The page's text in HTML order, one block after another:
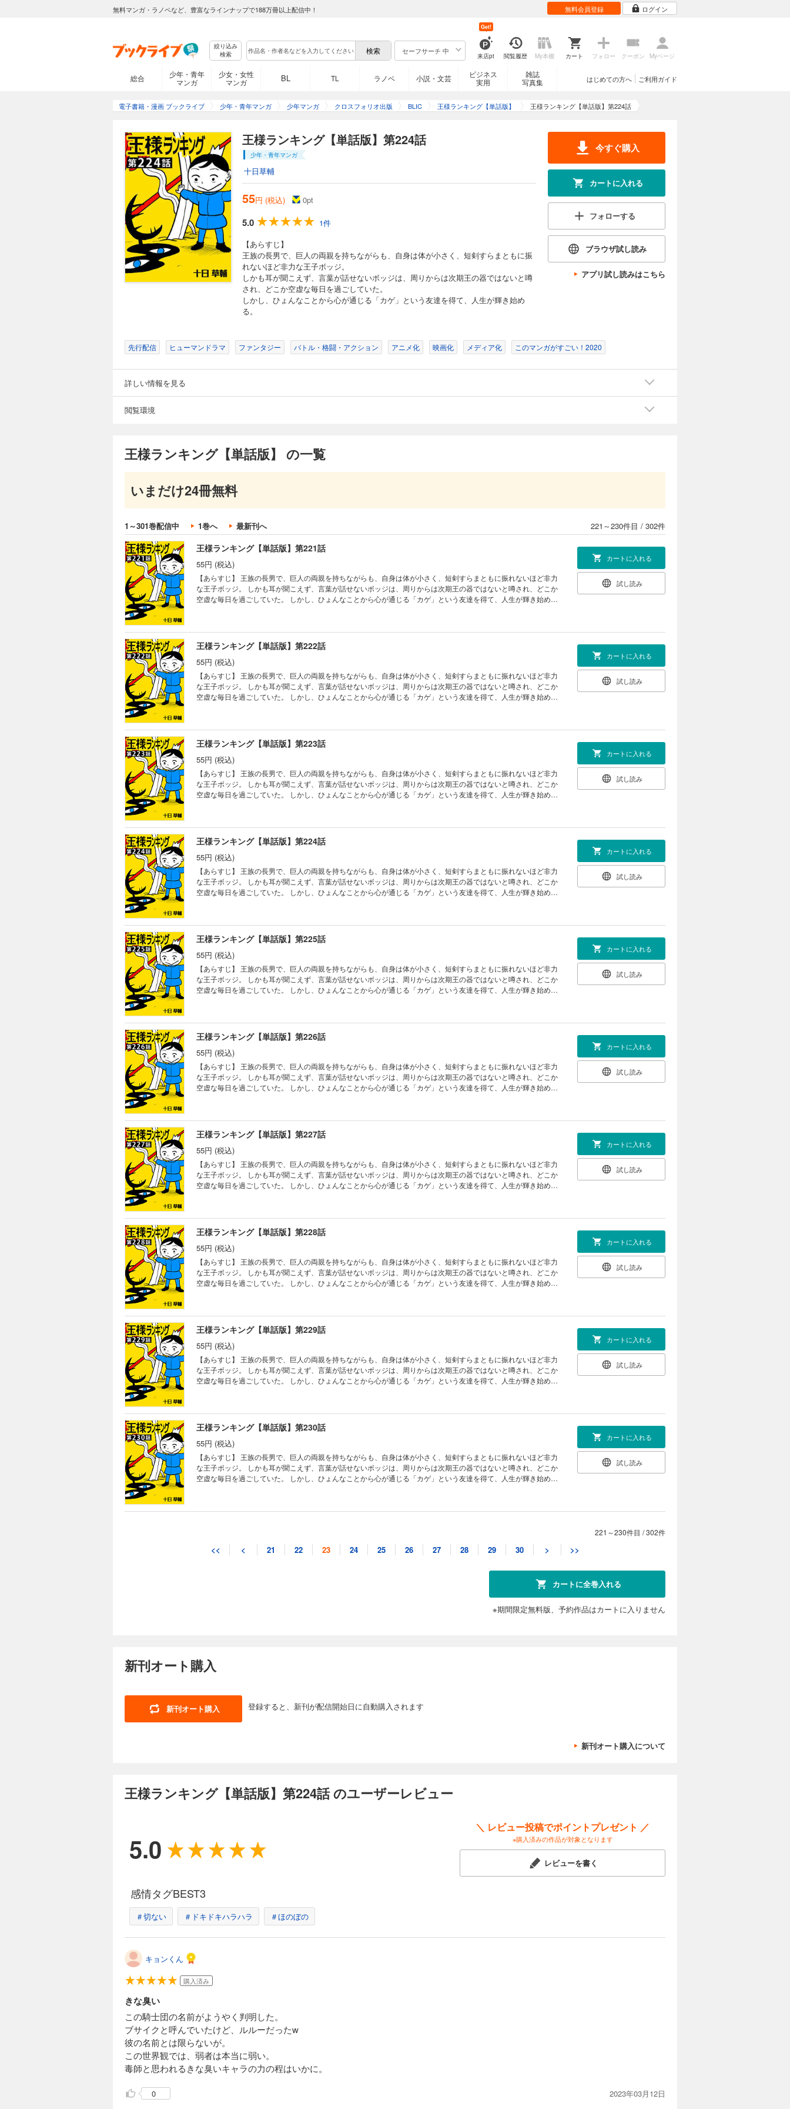
無料マンガ・ラノベなど、豊富なラインナップで188万冊以上配信中！ 無料会員登録 ログイン
絞り込み
検索
セーフサーチ 中
来店pt
Get!
閲覧履歴 My本棚 カート フォロー クーポン Myページ
総合
少年・青年
マンガ
少女・女性
マンガ
BL TL ラノベ 小説・文芸
ビジネス
実用
雑誌
写真集
ご利用ガイド
はじめての方へ
電子書籍・漫画 ブックライブ 少年・青年マンガ 少年マンガ クロスフォリオ出版 BLIC 王様ランキング【単話版】 王様ランキング【単話版】第224話
王様ランキング【単話版】第224話
少年・青年マンガ
十日草輔
55円 (税込) 0pt
5.0
1件
【あらすじ】
王族の長男で、巨人の両親を持ちながらも、自身は体が小さく、短剣すらまともに振
れないほど非力な王子ボッジ。
しかも耳が聞こえず、言葉が話せないボッジは、周りからは次期王の器ではないと噂
され、どこか空虚な毎日を過ごしていた。
しかし、ひょんなことから心が通じる「カゲ」という友達を得て、人生が輝き始め
る。
今すぐ購入
カートに入れる
フォローする
ブラウザ試し読み
アプリ試し読みはこちら
先行配信 ヒューマンドラマ ファンタジー バトル・格闘・アクション アニメ化 映画化 メディア化 このマンガがすごい！2020
詳しい情報を見る
閲覧環境
王様ランキング【単話版】 の一覧
いまだけ24冊無料
1～301巻配信中 1巻へ 最新刊へ 221～230件目 / 302件
な王子ボッジ。 しかも耳が聞こえず、言葉が話せないボッジは、周りからは次期王の器ではないと噂され、どこか
空虚な毎日を過ごしていた。 しかし、ひょんなことから心が通じる「カゲ」という友達を得て、人生が輝き始め
王様ランキング【単話版】第216話
55円 (税込)
【あらすじ】 王族の長男で、巨人の両親を持ちながらも、自身は体が小さく、短剣すらまともに振れないほど非力
空虚な毎日を過ごしていた。 しかし、ひょんなことから心が通じる「カゲ」という友達を得て、人生が輝き始め
王様ランキング【単話版】第217話
55円 (税込)
【あらすじ】 王族の長男で、巨人の両親を持ちながらも、自身は体が小さく、短剣すらまともに振れないほど非力
な王子ボッジ。 しかも耳が聞こえず、言葉が話せないボッジは、周りからは次期王の器ではないと噂され、どこか
空虚な毎日を過ごしていた。 しかし、ひょんなことから心が通じる「カゲ」という友達を得て、人生が輝き始め
る。
王様ランキング【単話版】第218話
55円 (税込)
【あらすじ】 王族の長男で、巨人の両親を持ちながらも、自身は体が小さく、短剣すらまともに振れないほど非力
な王子ボッジ。 しかも耳が聞こえず、言葉が話せないボッジは、周りからは次期王の器ではないと噂され、どこか
空虚な毎日を過ごしていた。 しかし、ひょんなことから心が通じる「カゲ」という友達を得て、人生が輝き始め
カートに入れる
王様ランキング【単話版】第219話
55円 (税込)
王様ランキング【単話版】第220話
な王子ボッジ。 しかも耳が聞こえず、言葉が話せないボッジは、周りからは次期王の器ではないと噂され、どこか
空虚な毎日を過ごしていた。 しかし、ひょんなことから心が通じる「カゲ」という友達を得て、人生が輝き始め
る。
王様ランキング【単話版】第221話
55円 (税込)
【あらすじ】 王族の長男で、巨人の両親を持ちながらも、自身は体が小さく、短剣すらまともに振れないほど非力
な王子ボッジ。 しかも耳が聞こえず、言葉が話せないボッジは、周りからは次期王の器ではないと噂され、どこか
空虚な毎日を過ごしていた。 しかし、ひょんなことから心が通じる「カゲ」という友達を得て、人生が輝き始め
カートに入れる
試し読み
王様ランキング【単話版】第222話
55円 (税込)
【あらすじ】 王族の長男で、巨人の両親を持ちながらも、自身は体が小さく、短剣すらまともに振れないほど非力
な王子ボッジ。 しかも耳が聞こえず、言葉が話せないボッジは、周りからは次期王の器ではないと噂され、どこか
空虚な毎日を過ごしていた。 しかし、ひょんなことから心が通じる「カゲ」という友達を得て、人生が輝き始め
カートに入れる
試し読み
王様ランキング【単話版】第223話
55円 (税込)
【あらすじ】 王族の長男で、巨人の両親を持ちながらも、自身は体が小さく、短剣すらまともに振れないほど非力
な王子ボッジ。 しかも耳が聞こえず、言葉が話せないボッジは、周りからは次期王の器ではないと噂され、どこか
空虚な毎日を過ごしていた。 しかし、ひょんなことから心が通じる「カゲ」という友達を得て、人生が輝き始め
カートに入れる
試し読み
王様ランキング【単話版】第224話
55円 (税込)
【あらすじ】 王族の長男で、巨人の両親を持ちながらも、自身は体が小さく、短剣すらまともに振れないほど非力
な王子ボッジ。 しかも耳が聞こえず、言葉が話せないボッジは、周りからは次期王の器ではないと噂され、どこか
空虚な毎日を過ごしていた。 しかし、ひょんなことから心が通じる「カゲ」という友達を得て、人生が輝き始め
カートに入れる
試し読み
王様ランキング【単話版】第225話
55円 (税込)
【あらすじ】 王族の長男で、巨人の両親を持ちながらも、自身は体が小さく、短剣すらまともに振れないほど非力
な王子ボッジ。 しかも耳が聞こえず、言葉が話せないボッジは、周りからは次期王の器ではないと噂され、どこか
空虚な毎日を過ごしていた。 しかし、ひょんなことから心が通じる「カゲ」という友達を得て、人生が輝き始め
カートに入れる
試し読み
王様ランキング【単話版】第226話
55円 (税込)
【あらすじ】 王族の長男で、巨人の両親を持ちながらも、自身は体が小さく、短剣すらまともに振れないほど非力
な王子ボッジ。 しかも耳が聞こえず、言葉が話せないボッジは、周りからは次期王の器ではないと噂され、どこか
空虚な毎日を過ごしていた。 しかし、ひょんなことから心が通じる「カゲ」という友達を得て、人生が輝き始め
カートに入れる
試し読み
王様ランキング【単話版】第227話
55円 (税込)
【あらすじ】 王族の長男で、巨人の両親を持ちながらも、自身は体が小さく、短剣すらまともに振れないほど非力
な王子ボッジ。 しかも耳が聞こえず、言葉が話せないボッジは、周りからは次期王の器ではないと噂され、どこか
空虚な毎日を過ごしていた。 しかし、ひょんなことから心が通じる「カゲ」という友達を得て、人生が輝き始め
カートに入れる
試し読み
王様ランキング【単話版】第228話
55円 (税込)
【あらすじ】 王族の長男で、巨人の両親を持ちながらも、自身は体が小さく、短剣すらまともに振れないほど非力
な王子ボッジ。 しかも耳が聞こえず、言葉が話せないボッジは、周りからは次期王の器ではないと噂され、どこか
空虚な毎日を過ごしていた。 しかし、ひょんなことから心が通じる「カゲ」という友達を得て、人生が輝き始め
カートに入れる
試し読み
王様ランキング【単話版】第229話
55円 (税込)
【あらすじ】 王族の長男で、巨人の両親を持ちながらも、自身は体が小さく、短剣すらまともに振れないほど非力
な王子ボッジ。 しかも耳が聞こえず、言葉が話せないボッジは、周りからは次期王の器ではないと噂され、どこか
空虚な毎日を過ごしていた。 しかし、ひょんなことから心が通じる「カゲ」という友達を得て、人生が輝き始め
カートに入れる
試し読み
王様ランキング【単話版】第230話
55円 (税込)
【あらすじ】 王族の長男で、巨人の両親を持ちながらも、自身は体が小さく、短剣すらまともに振れないほど非力
な王子ボッジ。 しかも耳が聞こえず、言葉が話せないボッジは、周りからは次期王の器ではないと噂され、どこか
空虚な毎日を過ごしていた。 しかし、ひょんなことから心が通じる「カゲ」という友達を得て、人生が輝き始め
カートに入れる
試し読み
【あらすじ】 王族の長男で、巨人の両親を持ちながらも、自身は体が小さく、短剣すらまともに振れないほど非力
空虚な毎日を過ごしていた。 しかし、ひょんなことから心が通じる「カゲ」という友達を得て、人生が輝き始め
カートに入れる
な王子ボッジ。 しかも耳が聞こえず、言葉が話せないボッジは、周りからは次期王の器ではないと噂され、どこか
空虚な毎日を過ごしていた。 しかし、ひょんなことから心が通じる「カゲ」という友達を得て、人生が輝き始め
王様ランキング【単話版】第233話
【あらすじ】 王族の長男で、巨人の両親を持ちながらも、自身は体が小さく、短剣すらまともに振れないほど非力
な王子ボッジ。 しかも耳が聞こえず、言葉が話せないボッジは、周りからは次期王の器ではないと噂され、どこか
空虚な毎日を過ごしていた。 しかし、ひょんなことから心が通じる「カゲ」という友達を得て、人生が輝き始め
カートに入れる
試し読み
王様ランキング【単話版】第235話
る。
王様ランキング【単話版】第236話
55円 (税込)
【あらすじ】 王族の長男で、巨人の両親を持ちながらも、自身は体が小さく、短剣すらまともに振れないほど非力
な王子ボッジ。 しかも耳が聞こえず、言葉が話せないボッジは、周りからは次期王の器ではないと噂され、どこか
空虚な毎日を過ごしていた。 しかし、ひょんなことから心が通じる「カゲ」という友達を得て、人生が輝き始め
る。
221～230件目 /302件
<< < 21 22 23 24 25 26 27 28 29 30 > >>
カートに全巻入れる
※期間限定無料版、予約作品はカートに入りません
新刊オート購入
新刊オート購入 登録すると、新刊が配信開始日に自動購入されます
新刊オート購入について
王様ランキング【単話版】第224話 のユーザーレビュー
5.0
＼ レビュー投稿でポイントプレゼント ／
※購入済みの作品が対象となります
レビューを書く
感情タグBEST3
＃切ない ＃ドキドキハラハラ ＃ほのぼの
キョンくん
購入済み
きな臭い
この騎士団の名前がようやく判明した。
ブサイクと呼んでいたけど、ルルーだったw
彼の名前とは限らないが。
この世界観では、弱者は本当に弱い。
毒師と思われるきな臭いキャラの力の程はいかに。
0 2023年03月12日